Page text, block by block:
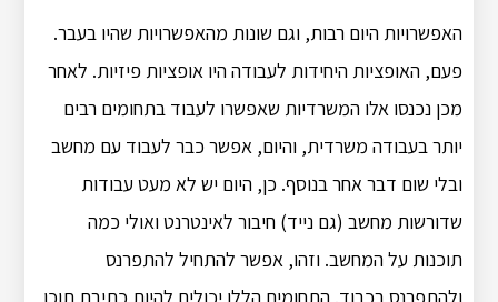
האפשרויות היום רבות, וגם שונות מהאפשרויות שהיו בעבר.
פעם, האופציות היחידות לעבודה היו אופציות פיזיות. לאחר
מכן נכנסו אלו המשרדיות שאפשרו לעבוד בתחומים רבים
יותר בעבודה משרדית, והיום, אפשר כבר לעבוד עם מחשב
ובלי שום דבר אחר בנוסף. כן, היום יש לא מעט עבודות
שדורשות מחשב (גם נייד) חיבור לאינטרנט ואולי כמה
תוכנות על המחשב. וזהו, אפשר להתחיל להתפרנס